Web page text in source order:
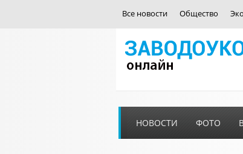
Все новости Общество
НОВОСТИ ФОТО